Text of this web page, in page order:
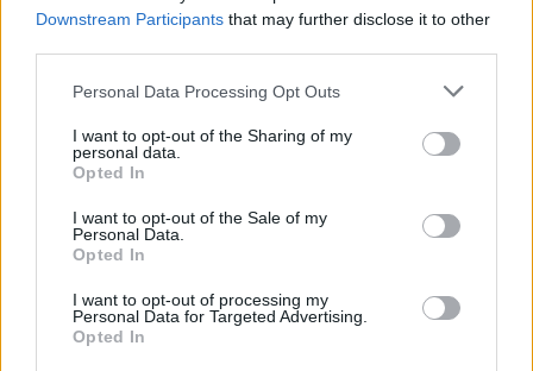
Downstream Participants that may further disclose it to other
Personal Data Processing Opt Outs
I want to opt-out of the Sharing of my
personal data.
Opted In
I want to opt-out of the Sale of my
Personal Data.
Opted In
I want to opt-out of processing my
Personal Data for Targeted Advertising.
Opted In
δική τους αισθητική, προσωπικότητα και άποψη.
Αυτοί καλούνται να δημιουργήσουν και μόδα και
τάση. ¶λλοι συνεργάζονται με κάποιες εταιρείες
κομμάτια έτοιμα και βάζουν την υπογραφή τους.
Αυτό είναι συλλογή. Έχουν συλλέξει κάποια
κομμάτια και ή τους εκμεταλλεύονται οι εταιρείες,
χρησιμοποιώντας τους για κράχτες και προωθούν
αν είναι καλή συλλογή και πουλάει πολύ το όνομα,
βγάζει κι αυτό κάτι, ανάλογα με το ποσοστό που